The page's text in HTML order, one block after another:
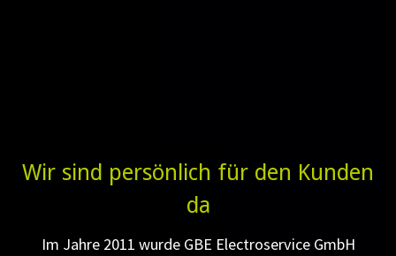
Wir sind persönlich für den Kunden
da
Im Jahre 2011 wurde GBE Electroservice GmbH